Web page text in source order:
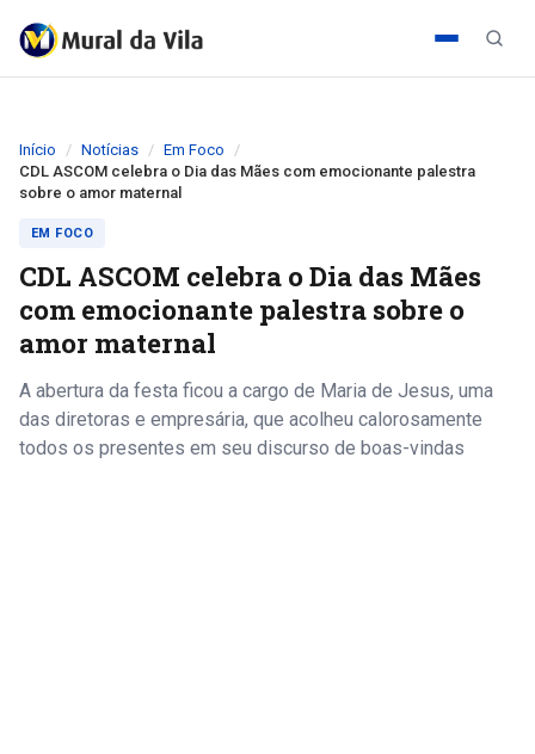
Início Notícias
Em Foco
CDL ASCOM celebra o Dia das Mães com emocionante palestra
sobre o amor maternal
EM FOCO
CDL ASCOM celebra o Dia das Mães
com emocionante palestra sobre o
amor maternal
A abertura da festa ficou a cargo de Maria de Jesus, uma
das diretoras e empresária, que acolheu calorosamente
todos os presentes em seu discurso de boas-vindas